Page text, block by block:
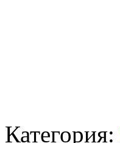
Категория: